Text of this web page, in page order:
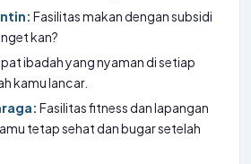
Fasilitas makan dengan subsidi
kan?
ibadah yang nyaman di setiap
kamu lancar.
Fasilitas fitness dan lapangan
tetap sehat dan bugar setelah